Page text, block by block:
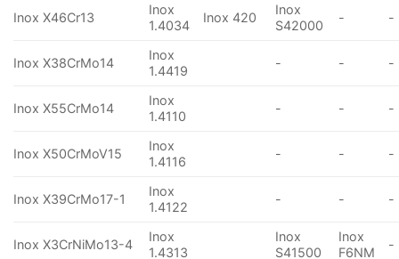
Inox X46Cr13
Inox
1.4034
Inox 420
Inox
S42000
- -
Inox X38CrMo14
Inox
1.4419
- - -
Inox X55CrMo14
Inox
1.4110
- - -
Inox X50CrMoV15
Inox
1.4116
- - -
Inox X39CrMo17-1
Inox
1.4122
- - -
Inox X3CrNiMo13-4
Inox
1.4313
Inox
S41500
Inox
F6NM
-